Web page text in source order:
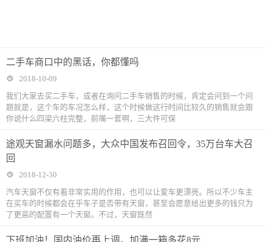
二手车商口中的黑话，你都懂吗
2018-10-09
我们大家去买二手车，或者在询问二手车销售的时候，肯定会问到一个问
题就是，这个车的车况怎么样，这个时候做这行时间比较久的销售就会跟
你说什么四梁六柱完整，前嘴一套啊，三大件可保
途观天窗漏水问题多，大众中国发布召回令，35万台车大召
回
2018-12-30
汽车天窗不仅有着非常实用的作用，也可以让爱车更漂亮。所以不少车主
在买车的时候都会在乎车子是否带有天窗，甚至会愿意给出更多的钱只为
了更高的配置有一个天窗。不过，天窗既然
下班加油！国内油价再上调，加满一箱多花8元